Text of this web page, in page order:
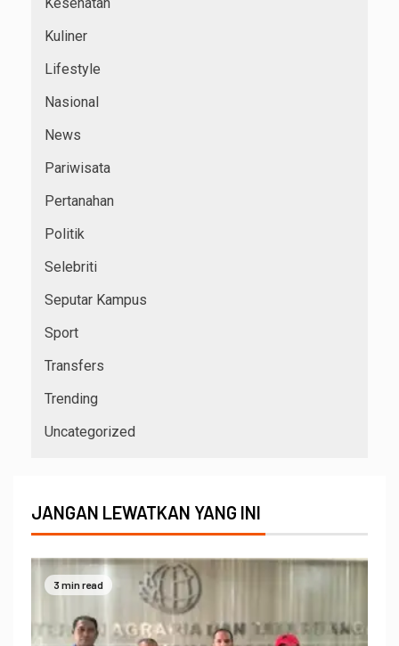
Kuliner
Lifestyle
Nasional
News
Pariwisata
Pertanahan
Politik
Selebriti
Seputar Kampus
Sport
Transfers
Trending
Uncategorized
JANGAN LEWATKAN YANG INI
3 min read